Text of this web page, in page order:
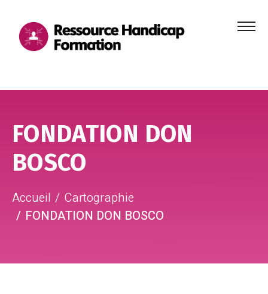
Menu
FONDATION DON
BOSCO
Accueil
Cartographie
FONDATION DON BOSCO